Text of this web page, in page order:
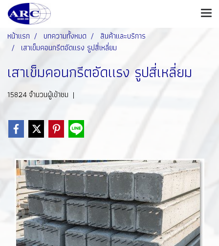
หน้าแรก บทความทั้งหมด
สินค้าและบริการ
เสาเข็มคอนกรีตอัดแรง รูปสี่เหลี่ยม
เสาเข็มคอนกรีตอัดแรง รูปสี่เหลี่ยม
15824 จำนวนผู้เข้าชม |